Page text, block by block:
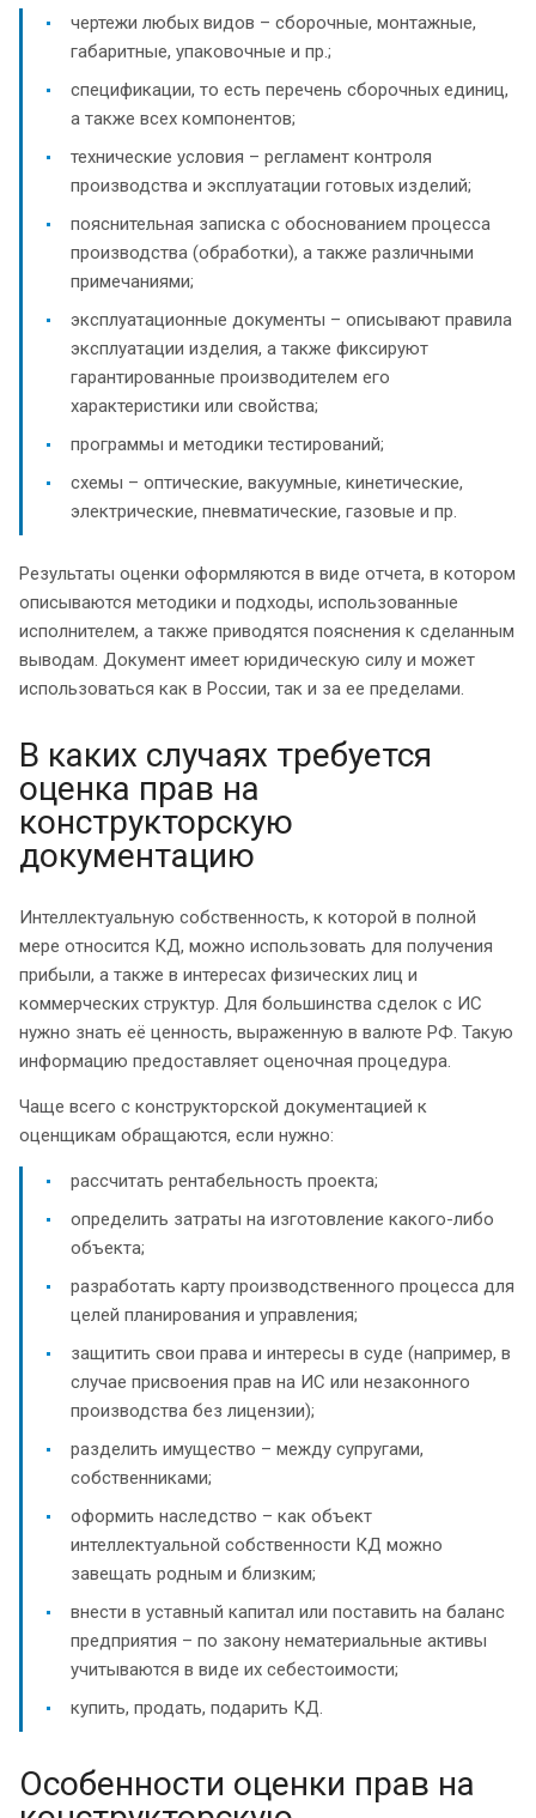
чертежи любых видов – сборочные, монтажные,
габаритные, упаковочные и пр.;
спецификации, то есть перечень сборочных единиц,
а также всех компонентов;
технические условия – регламент контроля
производства и эксплуатации готовых изделий;
пояснительная записка с обоснованием процесса
производства (обработки), а также различными
примечаниями;
эксплуатационные документы – описывают правила
эксплуатации изделия, а также фиксируют
гарантированные производителем его
характеристики или свойства;
программы и методики тестирований;
схемы – оптические, вакуумные, кинетические,
электрические, пневматические, газовые и пр.
Результаты оценки оформляются в виде отчета, в котором
описываются методики и подходы, использованные
исполнителем, а также приводятся пояснения к сделанным
выводам. Документ имеет юридическую силу и может
использоваться как в России, так и за ее пределами.
В каких случаях требуется
оценка прав на
конструкторскую
документацию
Интеллектуальную собственность, к которой в полной
мере относится КД, можно использовать для получения
прибыли, а также в интересах физических лиц и
коммерческих структур. Для большинства сделок с ИС
нужно знать её ценность, выраженную в валюте РФ. Такую
информацию предоставляет оценочная процедура.
Чаще всего с конструкторской документацией к
оценщикам обращаются, если нужно:
рассчитать рентабельность проекта;
определить затраты на изготовление какого-либо
объекта;
разработать карту производственного процесса для
целей планирования и управления;
защитить свои права и интересы в суде (например, в
случае присвоения прав на ИС или незаконного
производства без лицензии);
разделить имущество – между супругами,
собственниками;
оформить наследство – как объект
интеллектуальной собственности КД можно
завещать родным и близким;
внести в уставный капитал или поставить на баланс
предприятия – по закону нематериальные активы
учитываются в виде их себестоимости;
купить, продать, подарить КД.
Особенности оценки прав на